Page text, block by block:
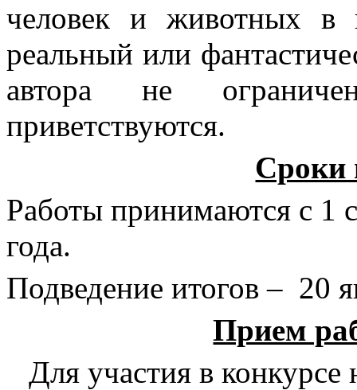
человек и животных
реальный или
автора не
приветствуются.
Сроки
Работы принимаются с 1
года.
Подведение итогов – 20
Прием
Для участия в